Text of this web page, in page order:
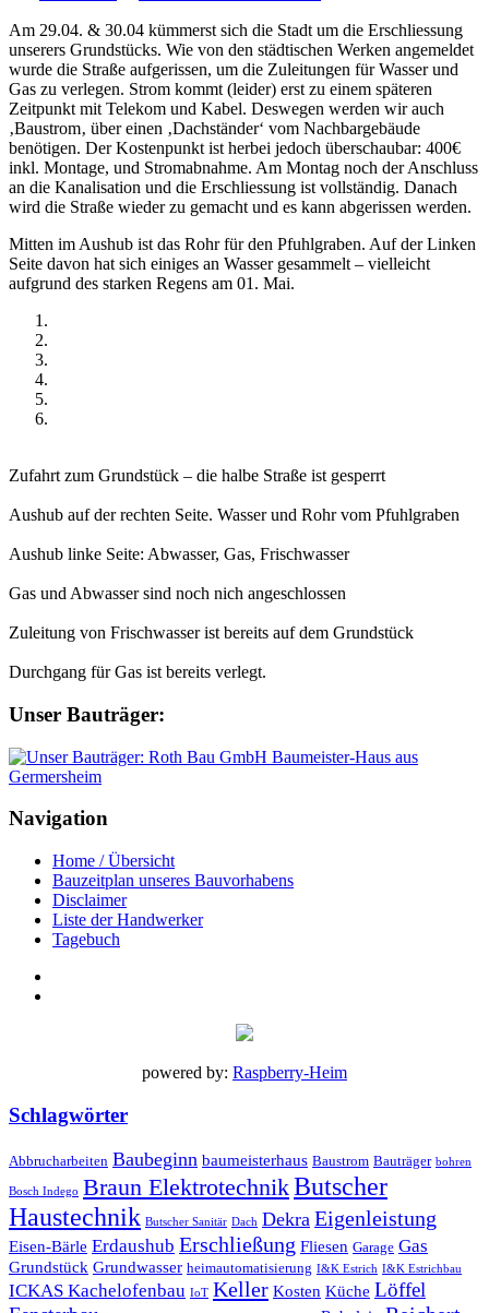
Am 29.04. & 30.04 kümmerst sich die Stadt um die Erschliessung
unserers Grundstücks. Wie von den städtischen Werken angemeldet
wurde die Straße aufgerissen, um die Zuleitungen für Wasser und
Gas zu verlegen. Strom kommt (leider) erst zu einem späteren
Zeitpunkt mit Telekom und Kabel. Deswegen werden wir auch
‚Baustrom‚ über einen ‚Dachständer‘ vom Nachbargebäude
benötigen. Der Kostenpunkt ist herbei jedoch überschaubar: 400€
inkl. Montage, und Stromabnahme. Am Montag noch der Anschluss
an die Kanalisation und die Erschliessung ist vollständig. Danach
wird die Straße wieder zu gemacht und es kann abgerissen werden.
Mitten im Aushub ist das Rohr für den Pfuhlgraben. Auf der Linken
Seite davon hat sich einiges an Wasser gesammelt – vielleicht
aufgrund des starken Regens am 01. Mai.
Zufahrt zum Grundstück – die halbe Straße ist gesperrt
Aushub auf der rechten Seite. Wasser und Rohr vom Pfuhlgraben
Aushub linke Seite: Abwasser, Gas, Frischwasser
Gas und Abwasser sind noch nich angeschlossen
Zuleitung von Frischwasser ist bereits auf dem Grundstück
Durchgang für Gas ist bereits verlegt.
Unser Bauträger:
Navigation
Home / Übersicht
Bauzeitplan unseres Bauvorhabens
Disclaimer
Liste der Handwerker
Tagebuch
powered by: Raspberry-Heim
Schlagwörter
Abbrucharbeiten Baubeginn baumeisterhaus Baustrom Bauträger bohren
Bosch Indego Braun ElektrotechnikButscher
Haustechnik Butscher Sanitär Dach Dekra Eigenleistung
Eisen-Bärle Erdaushub Erschließung Fliesen Garage Gas
Grundstück Grundwasser heimautomatisierung I&K Estrich I&K Estrichbau
ICKAS Kachelofenbau IoT Keller Kosten Küche Löffel